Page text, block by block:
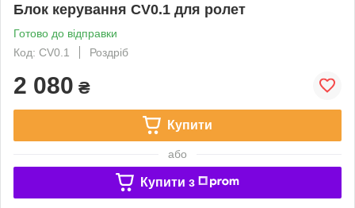
Блок керування CV0.1 для ролет
Готово до відправки
Код: CV0.1
Роздріб
2 080 ₴
Купити
або
Купити з